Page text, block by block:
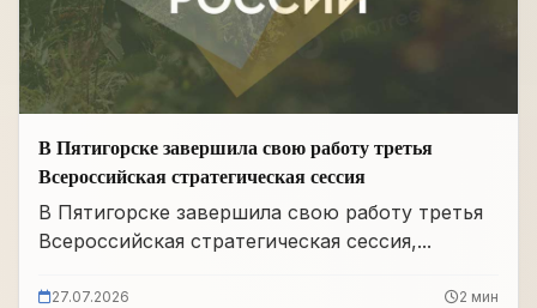
В Пятигорске завершила свою работу третья
Всероссийская стратегическая сессия
В Пятигорске завершила свою работу третья
Всероссийская стратегическая сессия,...
27.07.2026 2 мин